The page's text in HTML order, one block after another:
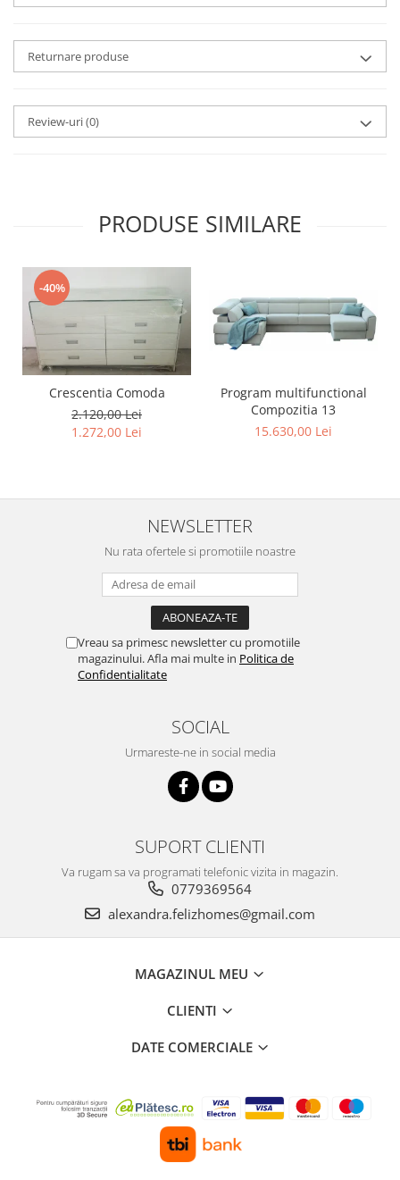
Returnare produse
Review-uri(0)
PRODUSE SIMILARE
-40%
Crescentia Comoda
2.120,00 Lei
1.272,00 Lei
Program multifunctional
Compozitia 13
15.630,00 Lei
NEWSLETTER
Nu rata ofertele si promotiile noastre
Vreau sa primesc newsletter cu promotiile
magazinului. Afla mai multe in Politica de
Confidentialitate
SOCIAL
Urmareste-ne in social media
SUPORT CLIENTI
Va rugam sa va programati telefonic vizita in magazin.
0779369564
alexandra.felizhomes@gmail.com
MAGAZINUL MEU
CLIENTI
DATE COMERCIALE